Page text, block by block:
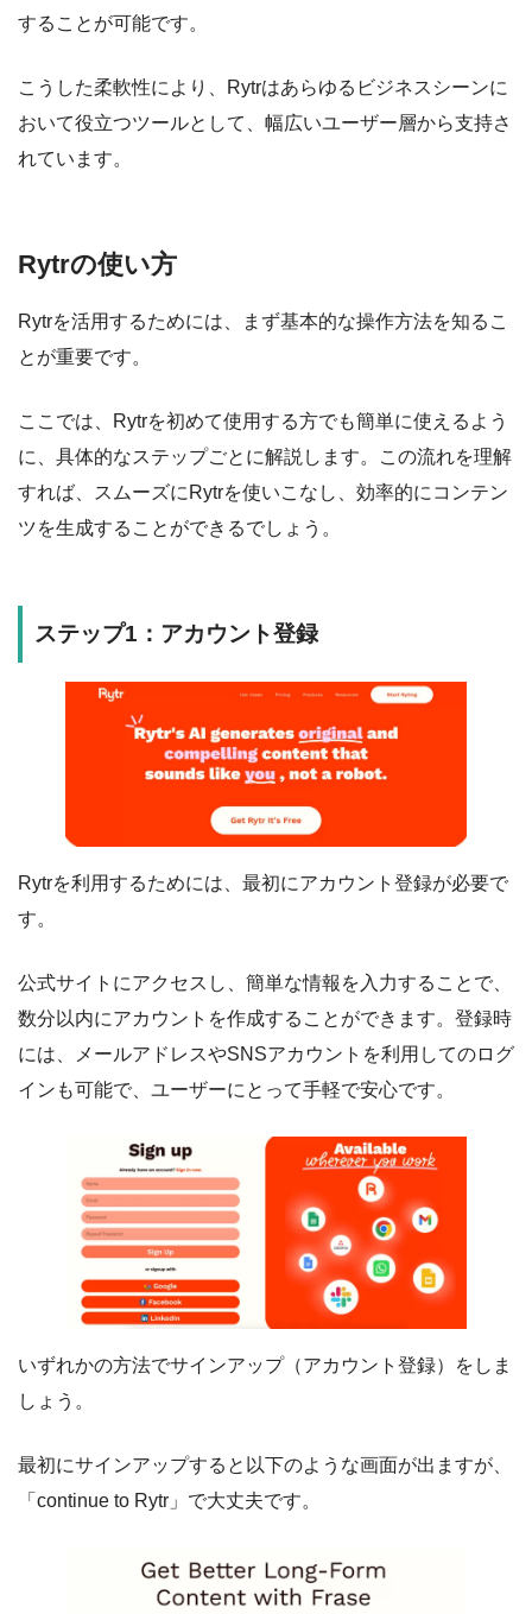
することが可能です。
こうした柔軟性により、Rytrはあらゆるビジネスシーンに
おいて役立つツールとして、幅広いユーザー層から支持さ
れています。
Rytrの使い方
Rytrを活用するためには、まず基本的な操作方法を知るこ
とが重要です。
ここでは、Rytrを初めて使用する方でも簡単に使えるよう
に、具体的なステップごとに解説します。この流れを理解
すれば、スムーズにRytrを使いこなし、効率的にコンテン
ツを生成することができるでしょう。
ステップ1：アカウント登録
Rytrを利用するためには、最初にアカウント登録が必要で
す。
公式サイトにアクセスし、簡単な情報を入力することで、
数分以内にアカウントを作成することができます。登録時
には、メールアドレスやSNSアカウントを利用してのログ
インも可能で、ユーザーにとって手軽で安心です。
いずれかの方法でサインアップ（アカウント登録）をしま
しょう。
最初にサインアップすると以下のような画面が出ますが、
「continue to Rytr」で大丈夫です。